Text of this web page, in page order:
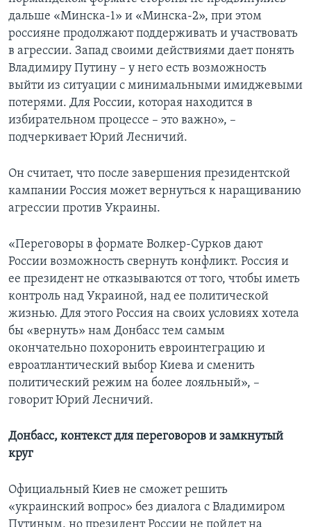
дальше «Минска-1» и «Минска-2», при этом
россияне продолжают поддерживать и участвовать
в агрессии. Запад своими действиями дает понять
Владимиру Путину – у него есть возможность
выйти из ситуации с минимальными имиджевыми
потерями. Для России, которая находится в
избирательном процессе – это важно», –
подчеркивает Юрий Лесничий.
Он считает, что после завершения президентской
кампании Россия может вернуться к наращиванию
агрессии против Украины.
«Переговоры в формате Волкер-Сурков дают
России возможность свернуть конфликт. Россия и
ее президент не отказываются от того, чтобы иметь
контроль над Украиной, над ее политической
жизнью. Для этого Россия на своих условиях хотела
бы «вернуть» нам Донбасс тем самым
окончательно похоронить евроинтеграцию и
евроатлантический выбор Киева и сменить
политический режим на более лояльный», –
говорит Юрий Лесничий.
Донбасс, контекст для переговоров и замкнутый
круг
Официальный Киев не сможет решить
«украинский вопрос» без диалога с Владимиром